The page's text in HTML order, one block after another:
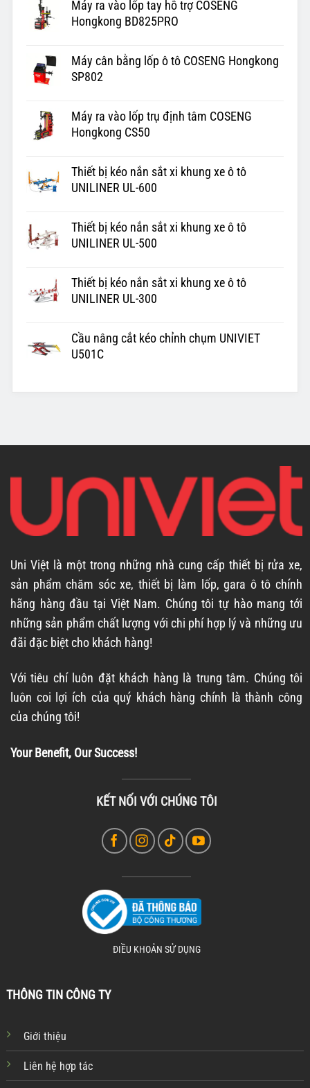
Máy ra vào lốp tay hỗ trợ COSENG
Hongkong BD825PRO
Máy cân bằng lốp ô tô COSENG Hongkong
SP802
Máy ra vào lốp trụ định tâm COSENG
Hongkong CS50
Thiết bị kéo nắn sắt xi khung xe ô tô
UNILINER UL-600
Thiết bị kéo nắn sắt xi khung xe ô tô
UNILINER UL-500
Thiết bị kéo nắn sắt xi khung xe ô tô
UNILINER UL-300
Cầu nâng cắt kéo chỉnh chụm UNIVIET
U501C
Uni Việt là một trong những nhà cung cấp thiết bị rửa xe,
sản phẩm chăm sóc xe, thiết bị làm lốp, gara ô tô chính
hãng hàng đầu tại Việt Nam. Chúng tôi tự hào mang tới
những sản phẩm chất lượng với chi phí hợp lý và những ưu
đãi đặc biệt cho khách hàng!
Với tiêu chí luôn đặt khách hàng là trung tâm. Chúng tôi
luôn coi lợi ích của quý khách hàng chính là thành công
của chúng tôi!
Your Benefit, Our Success!
KẾT NỐI VỚI CHÚNG TÔI
ĐIỀU KHOẢN SỬ DỤNG
THÔNG TIN CÔNG TY
Giới thiệu
Liên hệ hợp tác